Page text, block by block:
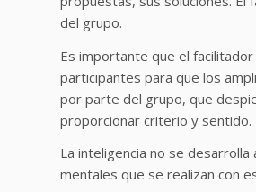
del grupo.
Es importante que el
participantes para que los
por parte del grupo, que
proporcionar criterio y sentido.
La inteligencia no se
mentales que se realizan con